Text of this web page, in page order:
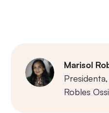
Marisol
Presidenta,
Robles